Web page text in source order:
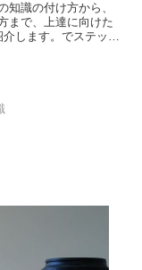
知識の付け方から、
まで、上達に向けた
します。でステップ